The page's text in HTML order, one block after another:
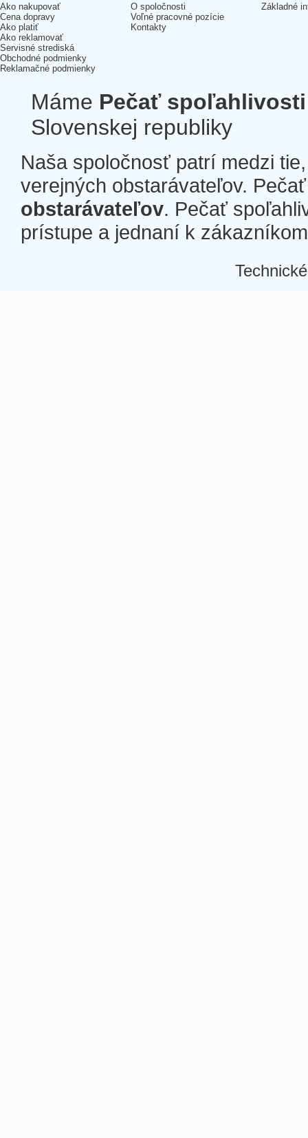
Ako nakupovať
Cena dopravy
Ako platiť
Ako reklamovať
Servisné strediská
Obchodné podmienky
Reklamačné podmienky
O spoločnosti
Voľné pracovné pozície
Kontakty
Základné
Máme Pečať spoľahlivosti
Slovenskej republiky
Naša spoločnosť patrí medzi
verejných obstarávateľov.
obstarávateľov. Pečať
prístupe a jednaní k